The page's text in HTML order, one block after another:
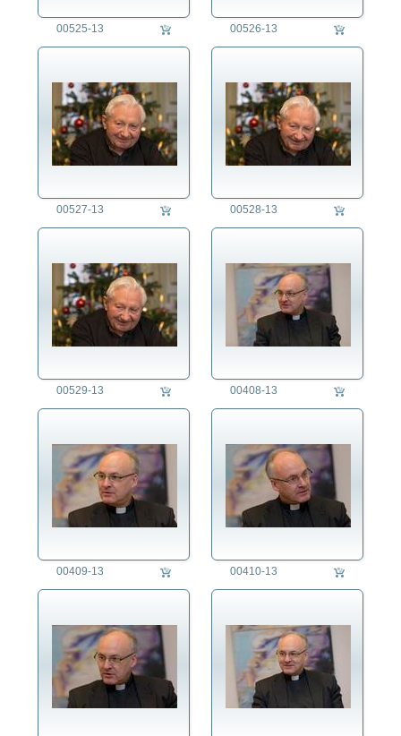
00525-13 00526-13
00527-13 00528-13
00529-13 00408-13
00409-13 00410-13